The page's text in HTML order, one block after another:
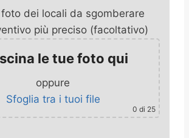
dei locali da sgomberare
più preciso (facoltativo)
le tue foto qui
oppure
Sfoglia tra i tuoi file
0 di 25